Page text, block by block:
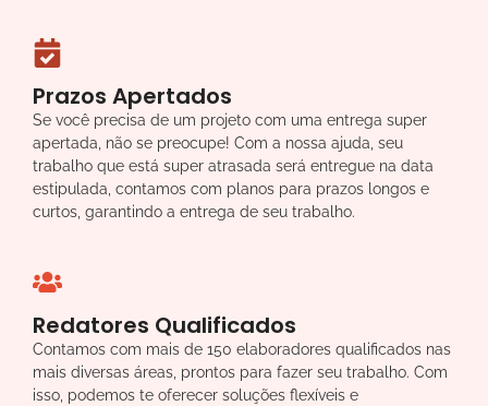
Prazos Apertados
Se você precisa de um projeto com uma entrega super
apertada, não se preocupe! Com a nossa ajuda, seu
trabalho que está super atrasada será entregue na data
estipulada, contamos com planos para prazos longos e
curtos, garantindo a entrega de seu trabalho.
Redatores Qualificados
Contamos com mais de 150 elaboradores qualificados nas
mais diversas áreas, prontos para fazer seu trabalho. Com
isso, podemos te oferecer soluções flexíveis e